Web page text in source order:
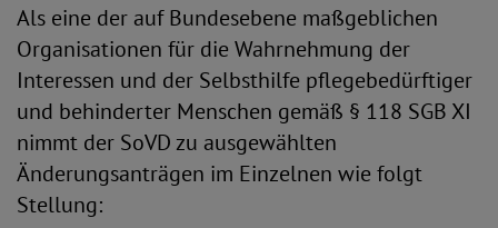
Als eine der auf Bundesebene maßgeblichen
Organisationen für die Wahrnehmung der
Interessen und der Selbsthilfe pflegebedürftiger
und behinderter Menschen gemäß § 118 SGB XI
nimmt der SoVD zu ausgewählten
Änderungsanträgen im Einzelnen wie folgt
Stellung: